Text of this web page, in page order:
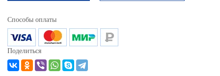
Способы оплаты
Поделиться